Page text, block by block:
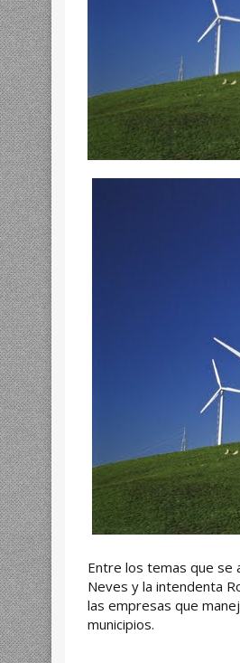
Entre los temas que se
Neves y la intendenta
las empresas que
municipios.